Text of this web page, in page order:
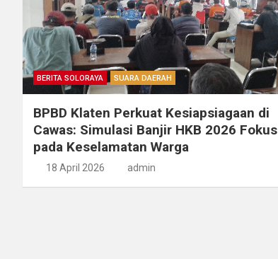
BERITA SOLORAYA SUARA DAERAH
BPBD Klaten Perkuat Kesiapsiagaan di
Cawas: Simulasi Banjir HKB 2026 Fokus
pada Keselamatan Warga
18 April 2026 admin